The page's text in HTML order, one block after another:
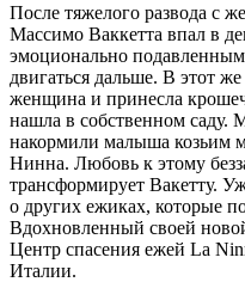
После тяжелого развода с
Массимо Ваккетта впал в
эмоционально
двигаться дальше. В этот
женщина и принесла
нашла в собственном саду.
накормили малыша козьим
Нинна. Любовь к этому
трансформирует Вакетту.
о других ежиках, которые
Вдохновленный своей
Центр спасения ежей La
Италии.